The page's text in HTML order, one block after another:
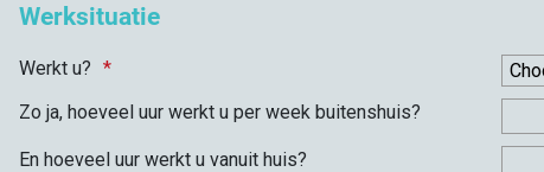
Werksituatie
Werkt u?
Zo ja, hoeveel uur werkt u per week buitenshuis?
En hoeveel uur werkt u vanuit huis?